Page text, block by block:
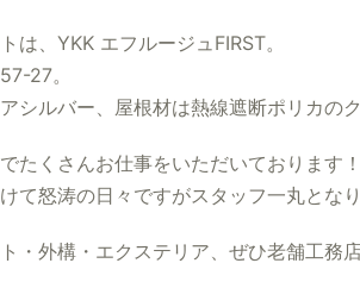
は、YKK エフルージュFIRST。
27。
シルバー、屋根材は熱線遮断ポリカの
たくさんお仕事をいただいております！
て怒涛の日々ですがスタッフ一丸となり
・外構・エクステリア、ぜひ老舗工務